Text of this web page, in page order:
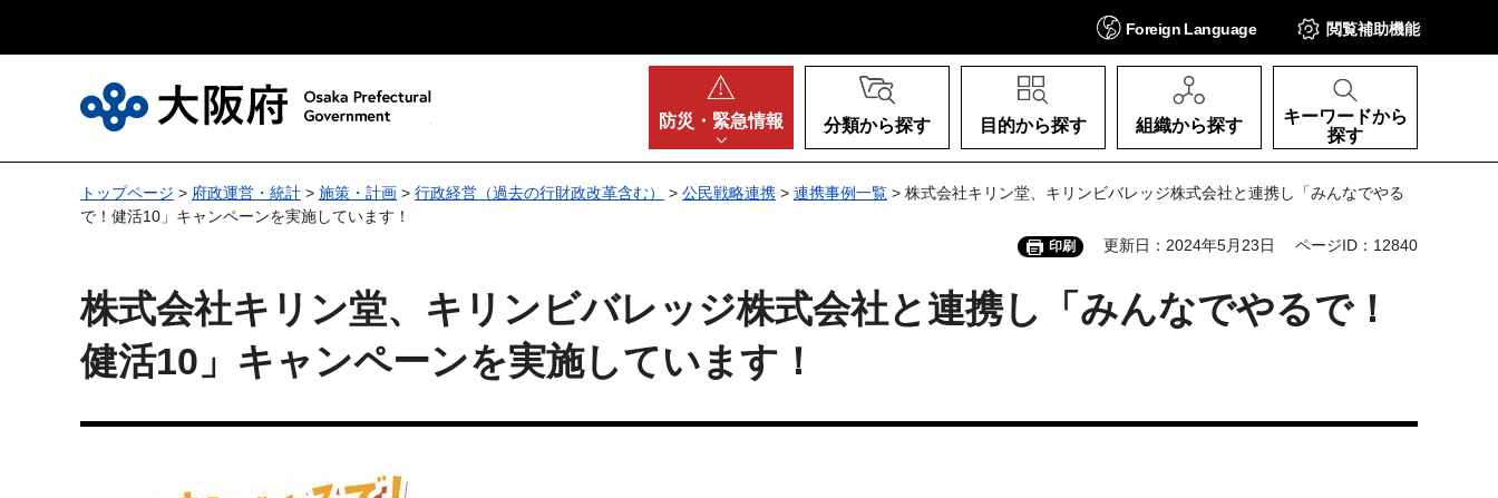
Foreign Language 閲覧補助機能
防災・ 緊急情報 分類から探す 目的から探す 組織から探す
キーワードから
探す
トップページ > 府政運営・統計 > 施策・計画 > 行政経営（過去の行財政改革含む） > 公民戦略連携 > 連携事例一覧 > 株式会社キリン堂、キリンビバレッジ株式会社と連携し「みんなでやる
で！健活10」キャンペーンを実施しています！
印刷 更新日：2024年5月23日 ページID：12840
株式会社キリン堂、キリンビバレッジ株式会社と連携し「みんなでやるで！
健活10」キャンペーンを実施しています！